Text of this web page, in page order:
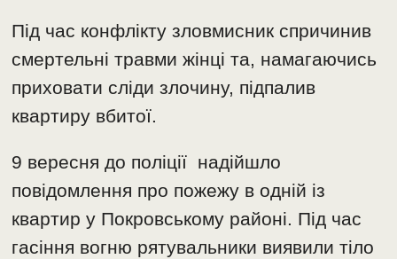
Під час конфлікту зловмисник спричинив
смертельні травми жінці та, намагаючись
приховати сліди злочину, підпалив
квартиру вбитої.
9 вересня до поліції надійшло
повідомлення про пожежу в одній із
квартир у Покровському районі. Під час
гасіння вогню рятувальники виявили тіло